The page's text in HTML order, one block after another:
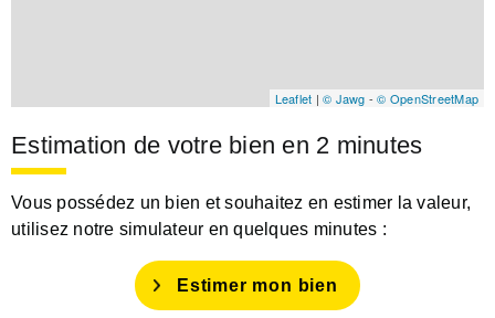
Leaflet | © Jawg -© OpenStreetMap
Estimation de votre bien en 2 minutes
Vous possédez un bien et souhaitez en estimer la valeur,
utilisez notre simulateur en quelques minutes :
Estimer mon bien